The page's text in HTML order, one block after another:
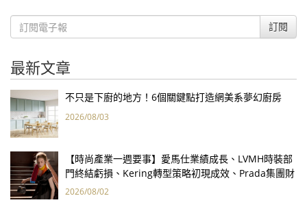
訂閱
最新文章
不只是下廚的地方！6個關鍵點打造網美系夢幻廚房
2026/08/03
【時尚產業一週要事】愛馬仕業績成長、LVMH時裝部
門終結虧損、Kering轉型策略初現成效、Prada集團財
報亮眼
2026/08/02